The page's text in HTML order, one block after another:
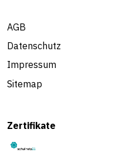
AGB
Datenschutz
Impressum
Sitemap
Zertifikate